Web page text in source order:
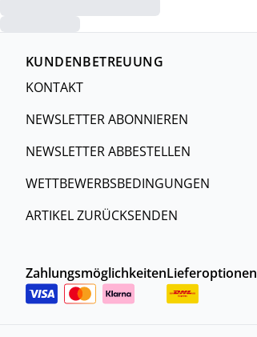
KUNDENBETREUUNG
KONTAKT
NEWSLETTER ABONNIEREN
NEWSLETTER ABBESTELLEN
WETTBEWERBSBEDINGUNGEN
ARTIKEL ZURÜCKSENDEN
ZahlungsmöglichkeitenLieferoptionen